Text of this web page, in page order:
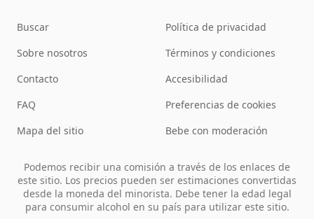
Buscar
Sobre nosotros
Contacto
FAQ
Mapa del sitio
Política de privacidad
Términos y condiciones
Accesibilidad
Preferencias de cookies
Bebe con moderación
Podemos recibir una comisión a través de los enlaces de
este sitio. Los precios pueden ser estimaciones convertidas
desde la moneda del minorista. Debe tener la edad legal
para consumir alcohol en su país para utilizar este sitio.